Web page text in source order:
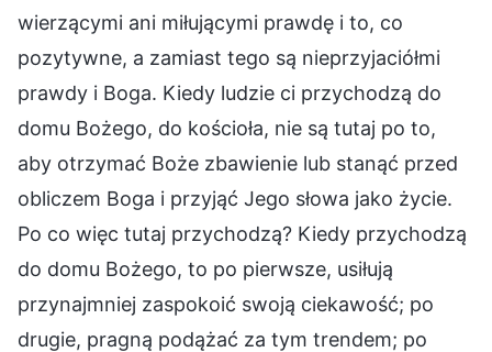
wierzącymi ani miłującymi prawdę i to, co
pozytywne, a zamiast tego są nieprzyjaciółmi
prawdy i Boga. Kiedy ludzie ci przychodzą do
domu Bożego, do kościoła, nie są tutaj po to,
aby otrzymać Boże zbawienie lub stanąć przed
obliczem Boga i przyjąć Jego słowa jako życie.
Po co więc tutaj przychodzą? Kiedy przychodzą
do domu Bożego, to po pierwsze, usiłują
przynajmniej zaspokoić swoją ciekawość; po
drugie, pragną podążać za tym trendem; po